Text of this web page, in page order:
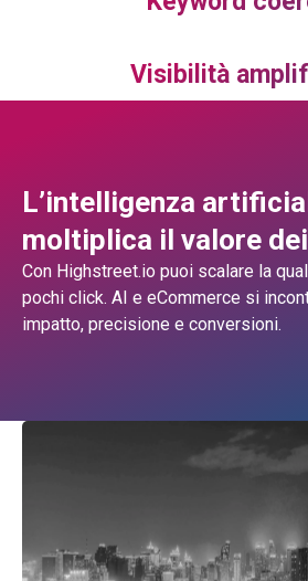
Visibilità
L’intelligenza
moltiplica il valore
Con Highstreet.io puoi scalare la
pochi click. AI e eCommerce si
impatto, precisione e conversioni.